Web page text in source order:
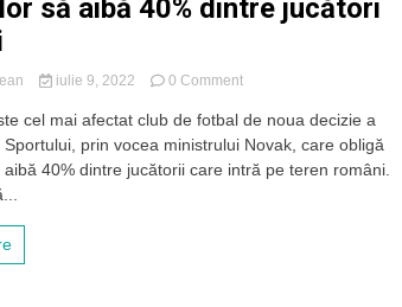
să aibă 40% dintre jucători
iulie 9, 2022 0 Commenton
atac
vehement
la
cel mai afectat club de fotbal de noua decizie a
Sportului, prin vocea ministrului Novak, care obligă
40% dintre jucătorii care intră pe teren români.